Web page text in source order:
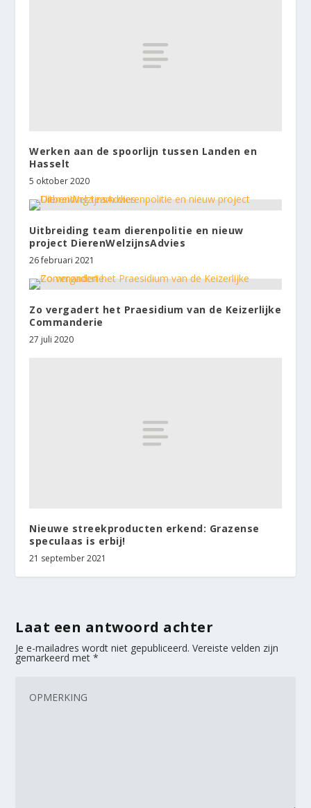
Werken aan de spoorlijn tussen Landen en
Hasselt
5 oktober 2020
Uitbreiding team dierenpolitie en nieuw
project DierenWelzijnsAdvies
26 februari 2021
Zo vergadert het Praesidium van de Keizerlijke
Commanderie
27 juli 2020
Nieuwe streekproducten erkend: Grazense
speculaas is erbij!
21 september 2021
Laat een antwoord achter
Je e-mailadres wordt niet gepubliceerd. Vereiste velden zijn
gemarkeerd met*